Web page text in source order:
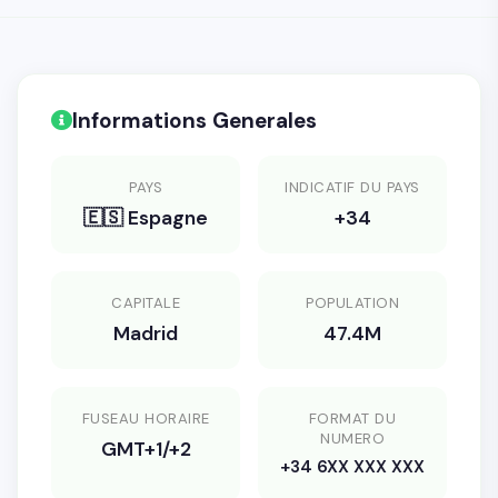
Informations Generales
PAYS
🇪🇸 Espagne
INDICATIF DU PAYS
+34
CAPITALE
Madrid
POPULATION
47.4M
FUSEAU HORAIRE
GMT+1/+2
FORMAT DU
NUMERO
+34 6XX XXX XXX